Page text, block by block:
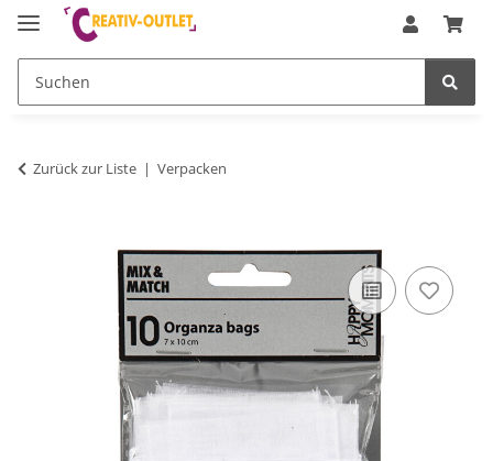
Zurück zur Liste Verpacken